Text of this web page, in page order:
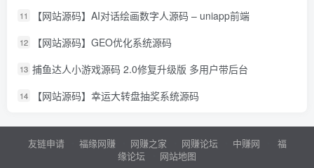
11 【网站源码】AI对话绘画数字人源码 – uniapp前端
12 【网站源码】GEO优化系统源码
13 捕鱼达人小游戏源码 2.0修复升级版 多用户带后台
14 【网站源码】幸运大转盘抽奖系统源码
友链申请 福缘网赚 网赚之家 网赚论坛 中赚网
福
缘论坛
网站地图